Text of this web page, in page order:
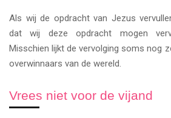
Als wij de opdracht van Jezus
dat wij deze opdracht mogen
Misschien lijkt de vervolging soms nog
overwinnaars van de wereld.
Vrees niet voor de vijand